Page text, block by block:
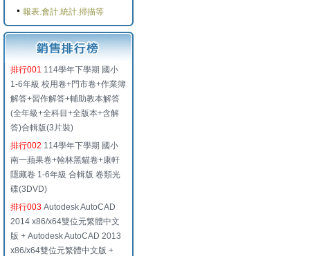
報表.會計.統計.掃描等
排行001 114學年下學期 國小
1-6年級 校用卷+門市卷+作業簿
解答+習作解答+輔助教本解答
(全年級+全科目+全版本+含解
答)合輯版(3片裝)
排行002 114學年下學期 國小
南一蘋果卷+翰林黑貓卷+康軒
隱藏卷 1-6年級 合輯版 卷類光
碟(3DVD)
排行003 Autodesk AutoCAD
2014 x86/x64雙位元繁體中文
版 + Autodesk AutoCAD 2013
x86/x64雙位元繁體中文版 +